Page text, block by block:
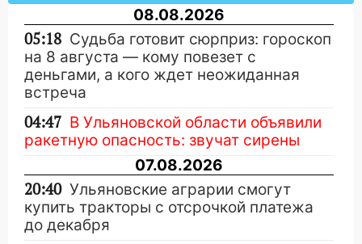
08.08.2026
05:18 Судьба готовит сюрприз: гороскоп
на 8 августа — кому повезет с
деньгами, а кого ждет неожиданная
встреча
04:47 В Ульяновской области объявили
ракетную опасность: звучат сирены
07.08.2026
20:40 Ульяновские аграрии смогут
купить тракторы с отсрочкой платежа
до декабря